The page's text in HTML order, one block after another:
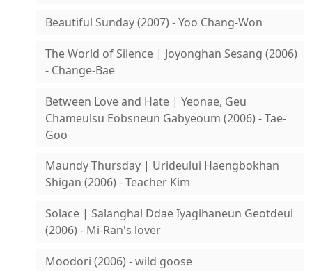
Beautiful Sunday (2007) - Yoo Chang-Won
The World of Silence | Joyonghan Sesang (2006)
- Change-Bae
Between Love and Hate | Yeonae, Geu
Chameulsu Eobsneun Gabyeoum (2006) - Tae-
Goo
Maundy Thursday | Urideului Haengbokhan
Shigan (2006) - Teacher Kim
Solace | Salanghal Ddae Iyagihaneun Geotdeul
(2006) - Mi-Ran's lover
Moodori (2006) - wild goose